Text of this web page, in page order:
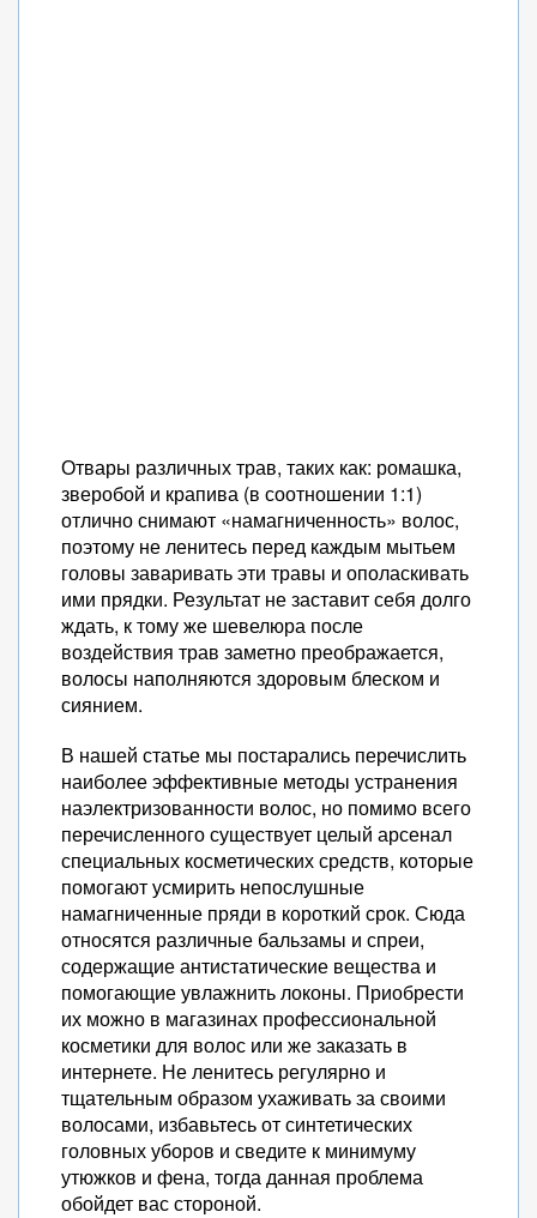
Отвары различных трав, таких как: ромашка,
зверобой и крапива (в соотношении 1:1)
отлично снимают «намагниченность» волос,
поэтому не ленитесь перед каждым мытьем
головы заваривать эти травы и ополаскивать
ими прядки. Результат не заставит себя долго
ждать, к тому же шевелюра после
воздействия трав заметно преображается,
волосы наполняются здоровым блеском и
сиянием.
В нашей статье мы постарались перечислить
наиболее эффективные методы устранения
наэлектризованности волос, но помимо всего
перечисленного существует целый арсенал
специальных косметических средств, которые
помогают усмирить непослушные
намагниченные пряди в короткий срок. Сюда
относятся различные бальзамы и спреи,
содержащие антистатические вещества и
помогающие увлажнить локоны. Приобрести
их можно в магазинах профессиональной
косметики для волос или же заказать в
интернете. Не ленитесь регулярно и
тщательным образом ухаживать за своими
волосами, избавьтесь от синтетических
головных уборов и сведите к минимуму
утюжков и фена, тогда данная проблема
обойдет вас стороной.